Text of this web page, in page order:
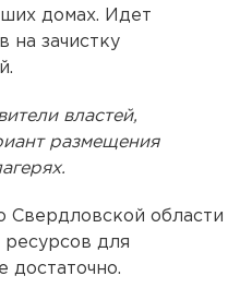
домах. Идет
на зачистку
властей,
размещения
Свердловской области
ресурсов для
достаточно.